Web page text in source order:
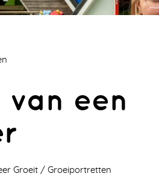
een
Groeit
Groeiportretten